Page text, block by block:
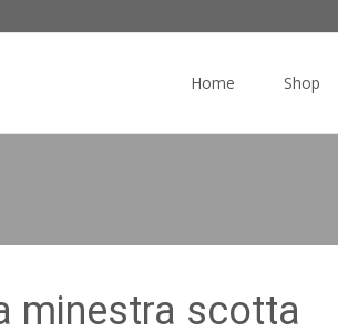
Home Shop
minestra scotta